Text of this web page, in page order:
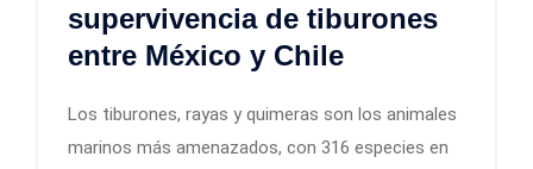
supervivencia de tiburones
entre México y Chile
Los tiburones, rayas y quimeras son los animales
marinos más amenazados, con 316 especies en